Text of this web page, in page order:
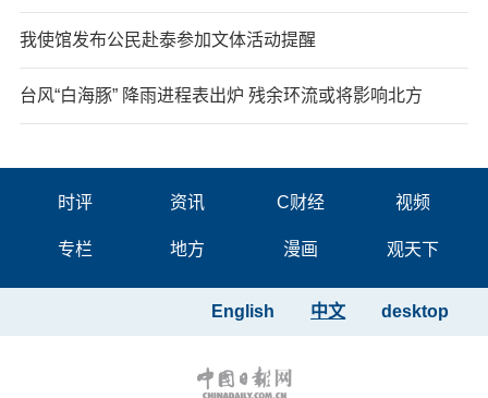
我使馆发布公民赴泰参加文体活动提醒
台风“白海豚” 降雨进程表出炉 残余环流或将影响北方
时评 资讯 C财经 视频
专栏 地方 漫画 观天下
desktop
中文
English